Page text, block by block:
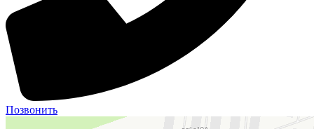
Позвонить